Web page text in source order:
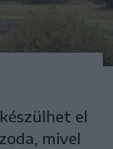
el
mivel